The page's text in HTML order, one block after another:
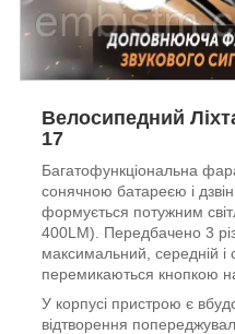
Велосипедний
17
Багатофункціональна
сонячною батареєю і
формується потужним
400LM). Передбачено 3
максимальний, середній і
перемикаються кнопкою
У корпусі пристрою є
відтворення